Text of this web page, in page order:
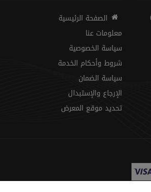
الصفحة الرئيسية
معلومات عنا
سياسة الخصوصية
شروط وأحكام الخدمة
سياسة الضمان
الإرجاع والإستبدال
تحديد موقع المعرض